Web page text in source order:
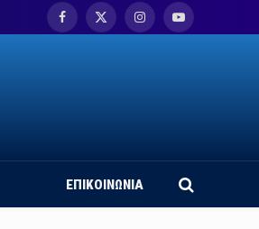
Facebook
X
InstagramYouTube
ΕΠΙΚΟΙΝΩΝΙΑ